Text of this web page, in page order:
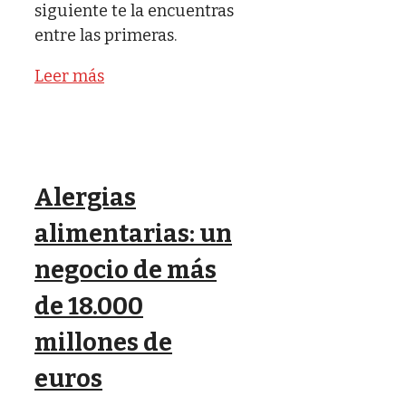
siguiente te la encuentras
entre las primeras.
Leer más
Alergias
alimentarias: un
negocio de más
de 18.000
millones de
euros